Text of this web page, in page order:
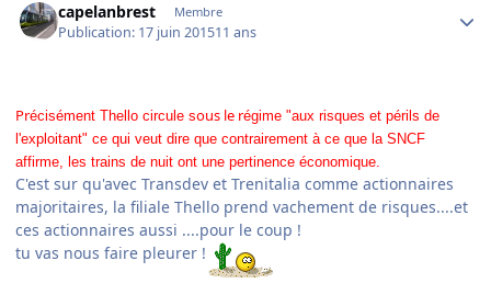
capelanbrest Membre
Publication: 17 juin 201511 ans
Précisément Thello circule sous le régime "aux risques et périls de
l'exploitant" ce qui veut dire que contrairement à ce que la SNCF
affirme, les trains de nuit ont une pertinence économique.
C'est sur qu'avec Transdev et Trenitalia comme actionnaires
majoritaires, la filiale Thello prend vachement de risques....et
ces actionnaires aussi ....pour le coup !
tu vas nous faire pleurer !